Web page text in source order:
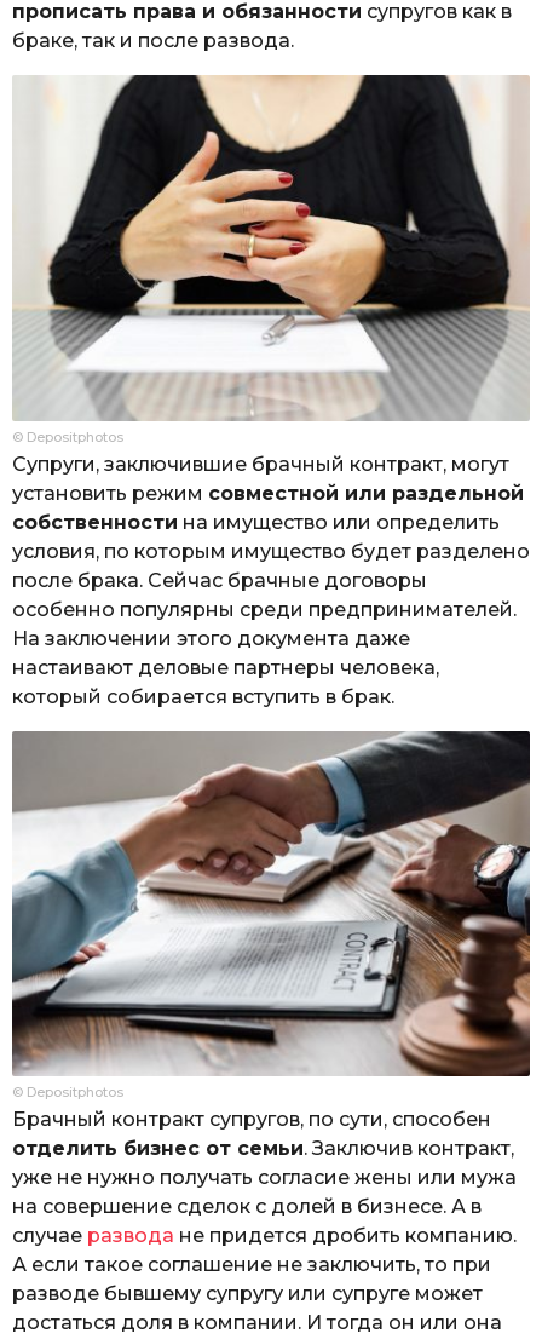
прописать права и обязанности супругов как в
браке, так и после развода.
© Depositphotos
Супруги, заключившие брачный контракт, могут
установить режим совместной или раздельной
собственности на имущество или определить
условия, по которым имущество будет разделено
после брака. Сейчас брачные договоры
особенно популярны среди предпринимателей.
На заключении этого документа даже
настаивают деловые партнеры человека,
который собирается вступить в брак.
© Depositphotos
Брачный контракт супругов, по сути, способен
отделить бизнес от семьи. Заключив контракт,
уже не нужно получать согласие жены или мужа
на совершение сделок с долей в бизнесе. А в
случае развода не придется дробить компанию.
А если такое соглашение не заключить, то при
разводе бывшему супругу или супруге может
достаться доля в компании. И тогда он или она